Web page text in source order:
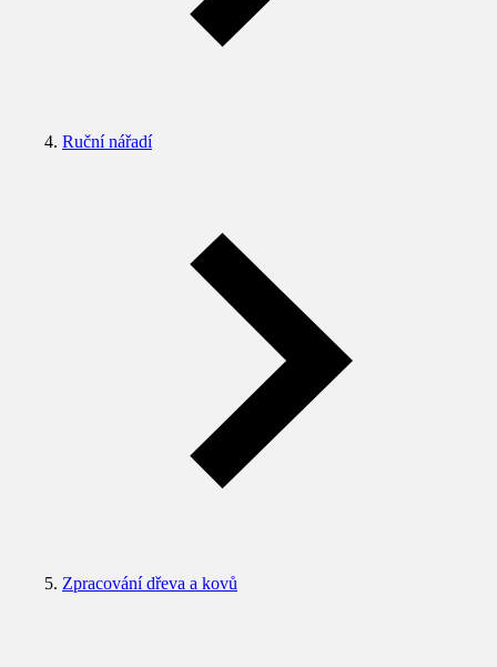
Ruční nářadí
Zpracování dřeva a kovů